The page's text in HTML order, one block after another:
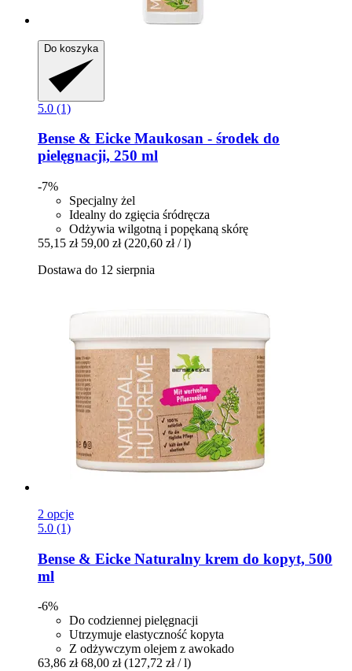
Do koszyka
5.0 (1)
Bense & Eicke Maukosan -​ środek do
pielęgnacji, 250 ml
-7%
Specjalny żel
Idealny do zgięcia śródręcza
Odżywia wilgotną i popękaną skórę
55,15 zł 59,00 zł (220,60 zł / l)
Dostawa do 12 sierpnia
2 opcje
5.0 (1)
Bense & Eicke Naturalny krem do kopyt, 500
ml
-6%
Do codziennej pielęgnacji
Utrzymuje elastyczność kopyta
Z odżywczym olejem z awokado
63,86 zł 68,00 zł (127,72 zł / l)